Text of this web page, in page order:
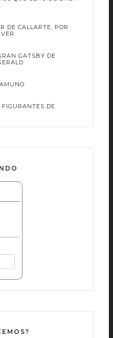
DE CALLARTE, POR
GATSBY DE
DE